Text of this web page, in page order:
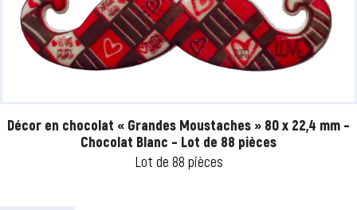
Décor en chocolat « Grandes Moustaches » 80 x 22,4 mm –
Chocolat Blanc – Lot de 88 pièces
Lot de 88 pièces